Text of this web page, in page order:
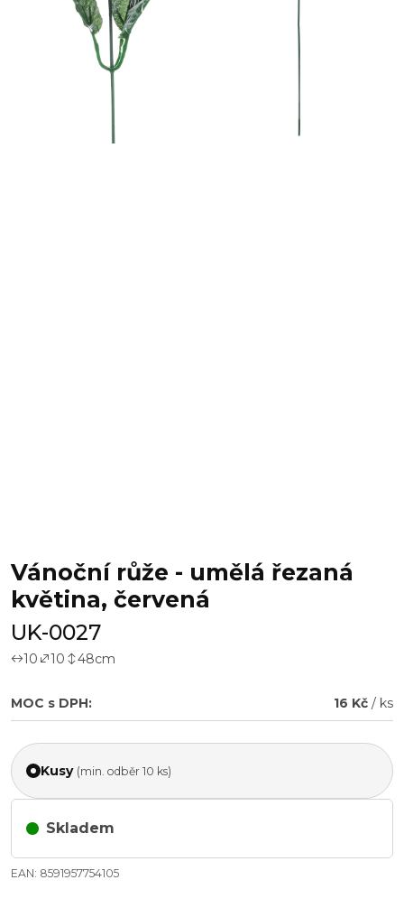
Vánoční růže - umělá řezaná
květina, červená
UK-0027
10 10 48cm
MOC s DPH: 16 Kč / ks
Kusy (min. odběr 10 ks)
Skladem
EAN: 8591957754105